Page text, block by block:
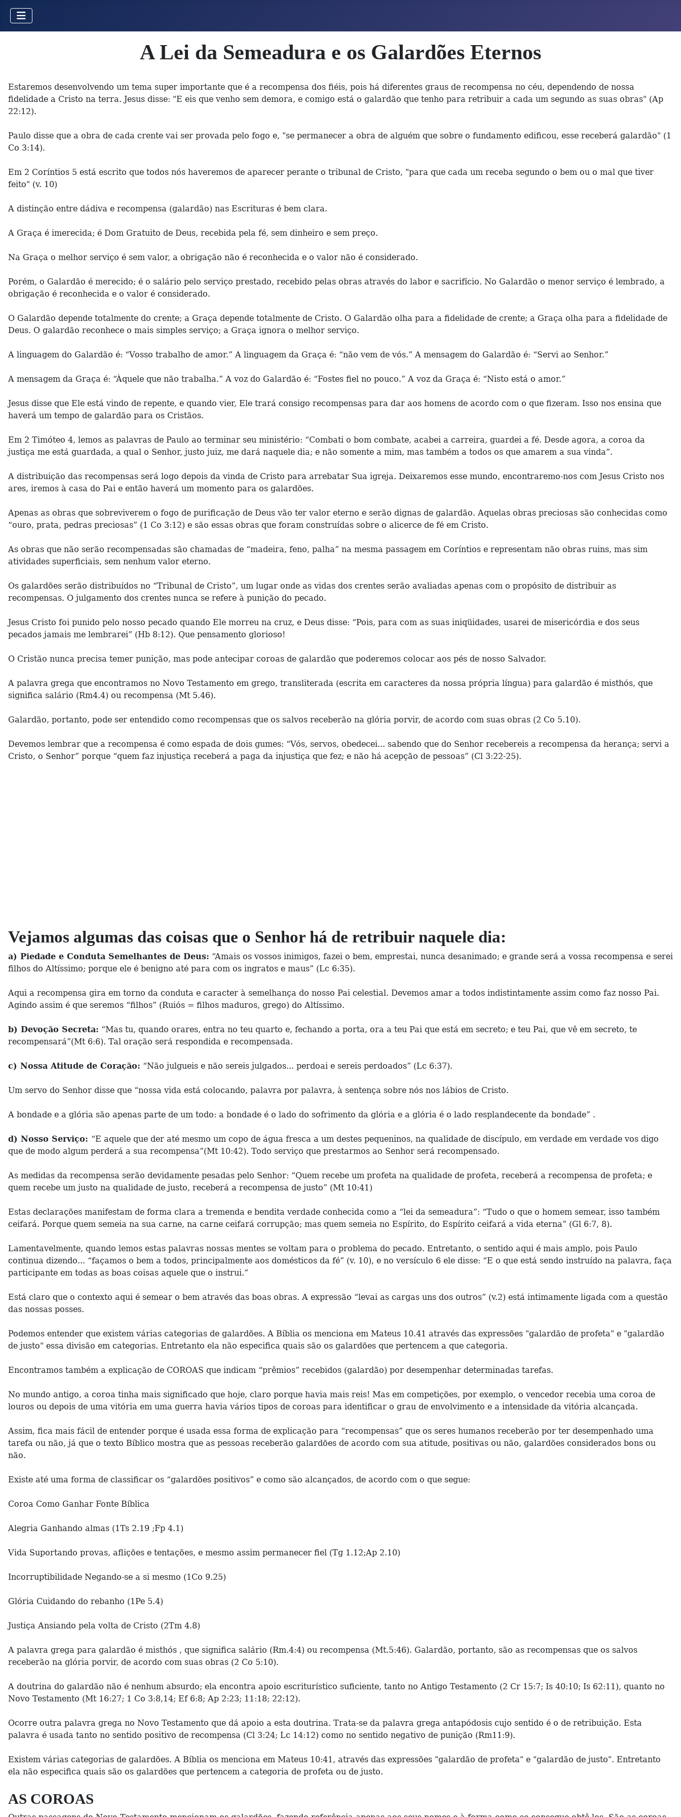
A Lei da Semeadura e os Galardões Eternos
Estaremos desenvolvendo um tema super importante que é a recompensa dos fiéis, pois há diferentes graus de recompensa no céu, dependendo de nossa
fidelidade a Cristo na terra. Jesus disse: "E eis que venho sem demora, e comigo está o galardão que tenho para retribuir a cada um segundo as suas obras" (Ap
22:12).
Paulo disse que a obra de cada crente vai ser provada pelo fogo e, "se permanecer a obra de alguém que sobre o fundamento edificou, esse receberá galardão" (1
Co 3:14).
Em 2 Coríntios 5 está escrito que todos nós haveremos de aparecer perante o tribunal de Cristo, "para que cada um receba segundo o bem ou o mal que tiver
feito" (v. 10)
A distinção entre dádiva e recompensa (galardão) nas Escrituras é bem clara.
A Graça é imerecida; é Dom Gratuito de Deus, recebida pela fé, sem dinheiro e sem preço.
Na Graça o melhor serviço é sem valor, a obrigação não é reconhecida e o valor não é considerado.
Porém, o Galardão é merecido; é o salário pelo serviço prestado, recebido pelas obras através do labor e sacrifício. No Galardão o menor serviço é lembrado, a
obrigação é reconhecida e o valor é considerado.
O Galardão depende totalmente do crente; a Graça depende totalmente de Cristo. O Galardão olha para a fidelidade de crente; a Graça olha para a fidelidade de
Deus. O galardão reconhece o mais simples serviço; a Graça ignora o melhor serviço.
A linguagem do Galardão é: “Vosso trabalho de amor.” A linguagem da Graça é: “não vem de vós.” A mensagem do Galardão é: “Servi ao Senhor.”
A mensagem da Graça é: “Àquele que não trabalha.” A voz do Galardão é: “Fostes fiel no pouco.” A voz da Graça é: “Nisto está o amor.”
Jesus disse que Ele está vindo de repente, e quando vier, Ele trará consigo recompensas para dar aos homens de acordo com o que fizeram. Isso nos ensina que
haverá um tempo de galardão para os Cristãos.
Em 2 Timóteo 4, lemos as palavras de Paulo ao terminar seu ministério: “Combati o bom combate, acabei a carreira, guardei a fé. Desde agora, a coroa da
justiça me está guardada, a qual o Senhor, justo juiz, me dará naquele dia; e não somente a mim, mas também a todos os que amarem a sua vinda”.
A distribuição das recompensas será logo depois da vinda de Cristo para arrebatar Sua igreja. Deixaremos esse mundo, encontraremo-nos com Jesus Cristo nos
ares, iremos à casa do Pai e então haverá um momento para os galardões.
Apenas as obras que sobreviverem o fogo de purificação de Deus vão ter valor eterno e serão dignas de galardão. Aquelas obras preciosas são conhecidas como
“ouro, prata, pedras preciosas” (1 Co 3:12) e são essas obras que foram construídas sobre o alicerce de fé em Cristo.
As obras que não serão recompensadas são chamadas de “madeira, feno, palha” na mesma passagem em Coríntios e representam não obras ruins, mas sim
atividades superficiais, sem nenhum valor eterno.
Os galardões serão distribuídos no “Tribunal de Cristo”, um lugar onde as vidas dos crentes serão avaliadas apenas com o propósito de distribuir as
recompensas. O julgamento dos crentes nunca se refere à punição do pecado.
Jesus Cristo foi punido pelo nosso pecado quando Ele morreu na cruz, e Deus disse: “Pois, para com as suas iniqüidades, usarei de misericórdia e dos seus
pecados jamais me lembrarei” (Hb 8:12). Que pensamento glorioso!
O Cristão nunca precisa temer punição, mas pode antecipar coroas de galardão que poderemos colocar aos pés de nosso Salvador.
A palavra grega que encontramos no Novo Testamento em grego, transliterada (escrita em caracteres da nossa própria língua) para galardão é misthós, que
significa salário (Rm4.4) ou recompensa (Mt 5.46).
Galardão, portanto, pode ser entendido como recompensas que os salvos receberão na glória porvir, de acordo com suas obras (2 Co 5.10).
Devemos lembrar que a recompensa é como espada de dois gumes: “Vós, servos, obedecei... sabendo que do Senhor recebereis a recompensa da herança; servi a
Cristo, o Senhor” porque “quem faz injustiça receberá a paga da injustiça que fez; e não há acepção de pessoas” (Cl 3:22-25).
Vejamos algumas das coisas que o Senhor há de retribuir naquele dia:
a) Piedade e Conduta Semelhantes de Deus: “Amais os vossos inimigos, fazei o bem, emprestai, nunca desanimado; e grande será a vossa recompensa e serei
filhos do Altíssimo; porque ele é benigno até para com os ingratos e maus” (Lc 6:35).
Aqui a recompensa gira em torno da conduta e caracter à semelhança do nosso Pai celestial. Devemos amar a todos indistintamente assim como faz nosso Pai.
Agindo assim é que seremos “filhos” (Ruiós = filhos maduros, grego) do Altíssimo.
b) Devoção Secreta: “Mas tu, quando orares, entra no teu quarto e, fechando a porta, ora a teu Pai que está em secreto; e teu Pai, que vê em secreto, te
recompensará”(Mt 6:6). Tal oração será respondida e recompensada.
c) Nossa Atitude de Coração: “Não julgueis e não sereis julgados... perdoai e sereis perdoados” (Lc 6:37).
Um servo do Senhor disse que “nossa vida está colocando, palavra por palavra, à sentença sobre nós nos lábios de Cristo.
A bondade e a glória são apenas parte de um todo: a bondade é o lado do sofrimento da glória e a glória é o lado resplandecente da bondade” .
d) Nosso Serviço: “E aquele que der até mesmo um copo de água fresca a um destes pequeninos, na qualidade de discípulo, em verdade em verdade vos digo
que de modo algum perderá a sua recompensa”(Mt 10:42). Todo serviço que prestarmos ao Senhor será recompensado.
As medidas da recompensa serão devidamente pesadas pelo Senhor: “Quem recebe um profeta na qualidade de profeta, receberá a recompensa de profeta; e
quem recebe um justo na qualidade de justo, receberá a recompensa de justo” (Mt 10:41)
Estas declarações manifestam de forma clara a tremenda e bendita verdade conhecida como a “lei da semeadura”: “Tudo o que o homem semear, isso também
ceifará. Porque quem semeia na sua carne, na carne ceifará corrupção; mas quem semeia no Espírito, do Espírito ceifará a vida eterna” (Gl 6:7, 8).
Lamentavelmente, quando lemos estas palavras nossas mentes se voltam para o problema do pecado. Entretanto, o sentido aqui é mais amplo, pois Paulo
continua dizendo... “façamos o bem a todos, principalmente aos domésticos da fé” (v. 10), e no versículo 6 ele disse: “E o que está sendo instruído na palavra, faça
participante em todas as boas coisas aquele que o instrui.”
Está claro que o contexto aqui é semear o bem através das boas obras. A expressão “levai as cargas uns dos outros” (v.2) está intimamente ligada com a questão
das nossas posses.
Podemos entender que existem várias categorias de galardões. A Bíblia os menciona em Mateus 10.41 através das expressões "galardão de profeta" e "galardão
de justo" essa divisão em categorias. Entretanto ela não especifica quais são os galardões que pertencem a que categoria.
Encontramos também a explicação de COROAS que indicam “prêmios” recebidos (galardão) por desempenhar determinadas tarefas.
No mundo antigo, a coroa tinha mais significado que hoje, claro porque havia mais reis! Mas em competições, por exemplo, o vencedor recebia uma coroa de
louros ou depois de uma vitória em uma guerra havia vários tipos de coroas para identificar o grau de envolvimento e a intensidade da vitória alcançada.
Assim, fica mais fácil de entender porque é usada essa forma de explicação para “recompensas” que os seres humanos receberão por ter desempenhado uma
tarefa ou não, já que o texto Bíblico mostra que as pessoas receberão galardões de acordo com sua atitude, positivas ou não, galardões considerados bons ou
não.
Existe até uma forma de classificar os “galardões positivos” e como são alcançados, de acordo com o que segue:
Coroa Como Ganhar Fonte Bíblica
Alegria Ganhando almas (1Ts 2.19 ;Fp 4.1)
Vida Suportando provas, aflições e tentações, e mesmo assim permanecer fiel (Tg 1.12;Ap 2.10)
Incorruptibilidade Negando-se a si mesmo (1Co 9.25)
Glória Cuidando do rebanho (1Pe 5.4)
Justiça Ansiando pela volta de Cristo (2Tm 4.8)
A palavra grega para galardão é misthós , que significa salário (Rm.4:4) ou recompensa (Mt.5:46). Galardão, portanto, são as recompensas que os salvos
receberão na glória porvir, de acordo com suas obras (2 Co 5:10).
A doutrina do galardão não é nenhum absurdo; ela encontra apoio escriturístico suficiente, tanto no Antigo Testamento (2 Cr 15:7; Is 40:10; Is 62:11), quanto no
Novo Testamento (Mt 16:27; 1 Co 3:8,14; Ef 6:8; Ap 2:23; 11:18; 22:12).
Ocorre outra palavra grega no Novo Testamento que dá apoio a esta doutrina. Trata-se da palavra grega antapódosis cujo sentido é o de retribuição. Esta
palavra é usada tanto no sentido positivo de recompensa (Cl 3:24; Lc 14:12) como no sentido negativo de punição (Rm11:9).
Existem várias categorias de galardões. A Bíblia os menciona em Mateus 10:41, através das expressões "galardão de profeta" e "galardão de justo". Entretanto
ela não especifica quais são os galardões que pertencem a categoria de profeta ou de justo.
AS COROAS